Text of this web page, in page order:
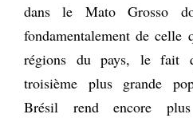
dans le Mato Grosso
fondamentalement de celle
régions du pays, le fait
troisième plus grande
Brésil rend encore